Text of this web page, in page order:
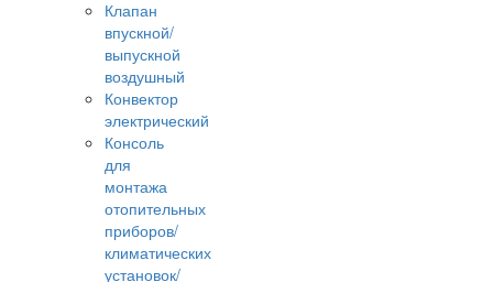
Клапан
впускной/
выпускной
воздушный
Конвектор
электрический
Консоль
для
монтажа
отопительных
приборов/
климатических
установок/